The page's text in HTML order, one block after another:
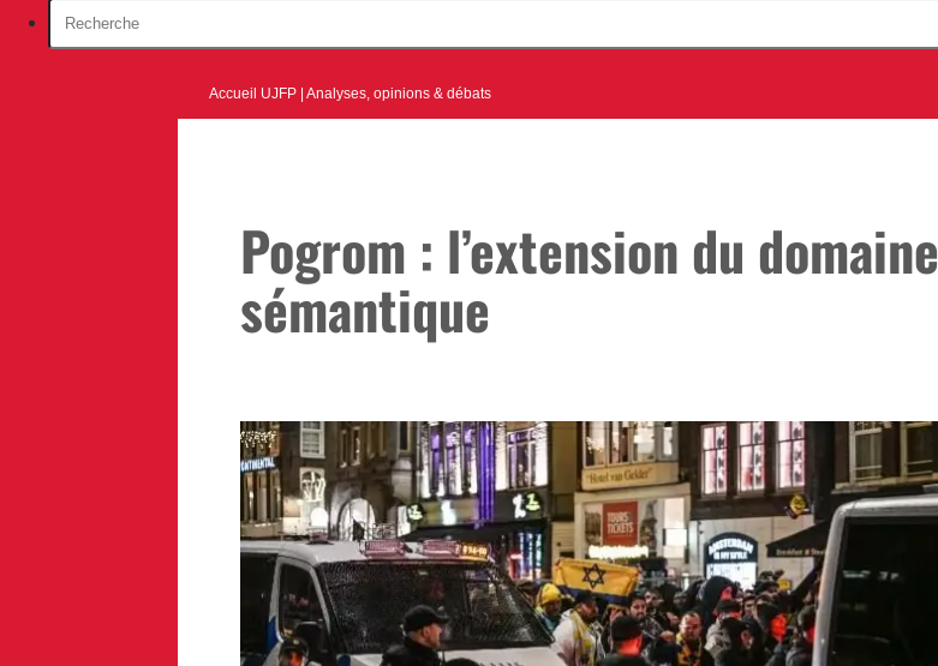
Accueil UJFP |Analyses, opinions & débats
Pogrom : l’extension du domaine
sémantique